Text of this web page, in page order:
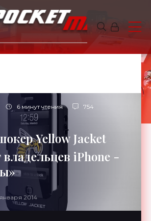
6 минут чтения 754
Yellow Jacket
iPhone -
2014